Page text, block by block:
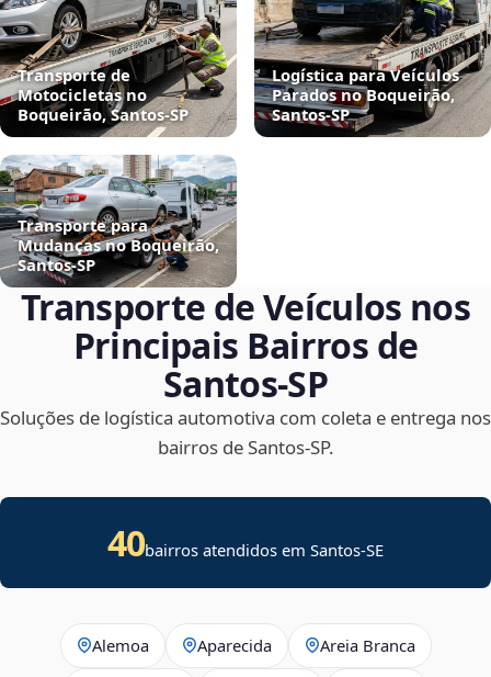
Transporte de
Motocicletas no
Boqueirão, Santos‑SP
Logística para Veículos
Parados no Boqueirão,
Santos‑SP
Transporte para
Mudanças no Boqueirão,
Santos‑SP
Transporte de Veículos nos
Principais Bairros de
Santos‑SP
Soluções de logística automotiva com coleta e entrega nos
bairros de Santos‑SP.
40bairros atendidos emSantos-SE
Alemoa Aparecida Areia Branca